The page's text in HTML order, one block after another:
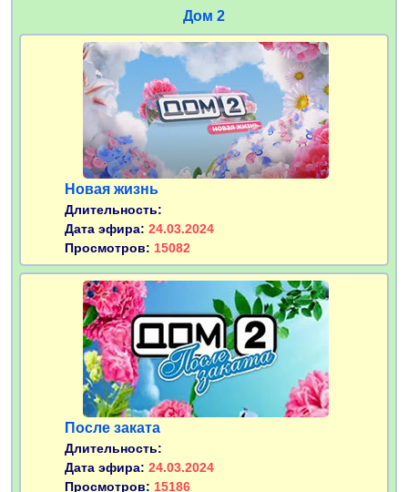
Дом 2
Новая жизнь
Длительность:
Дата эфира: 24.03.2024
Просмотров: 15082
После заката
Длительность:
Дата эфира: 24.03.2024
Просмотров: 15186